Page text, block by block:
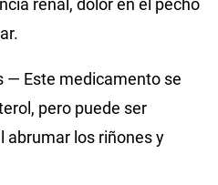
renal, dolor en el pecho
— Este medicamento se
pero puede ser
los riñones y